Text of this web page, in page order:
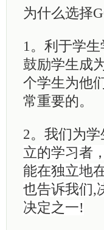
为什么选择
1。利于学
鼓励学生成
个学生为他
常重要的。
2。我们为学
立的学习者
能在独立地
也告诉我们,
决定之一!